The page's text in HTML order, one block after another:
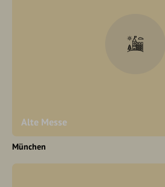
Alte Messe
München